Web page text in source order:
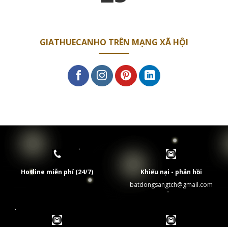
GIATHUECANHO TRÊN MẠNG XÃ HỘI
Hotline miễn phí (24/7)
Khiếu nại - phản hồi
batdongsangtch@gmail.com